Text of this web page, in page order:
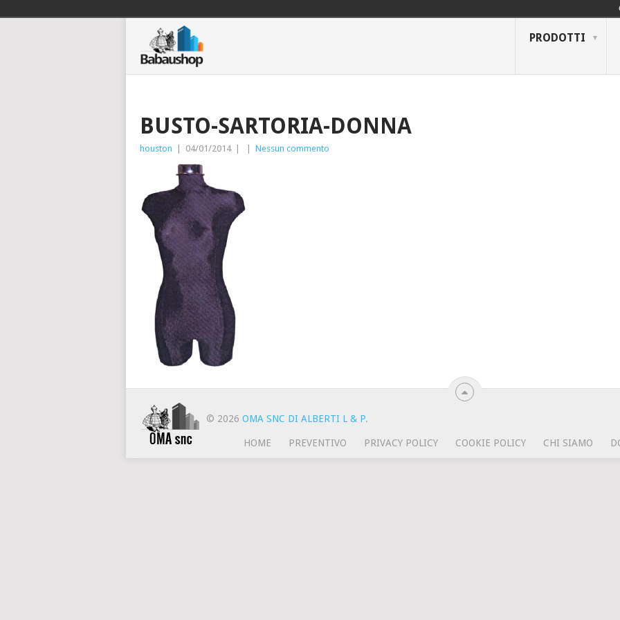
PRODOTTI
BUSTO-SARTORIA-DONNA
houston 04/01/2014 Nessun commento
© 2026 OMA SNC DI ALBERTI L & P.
HOME PREVENTIVO PRIVACY POLICY COOKIE POLICY CHI SIAMO